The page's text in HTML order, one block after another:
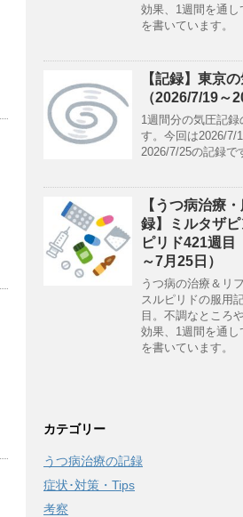
効果、1週間を通
を書いています。
【記録】東京
（2026/7/19～
1週間分の気圧記
す。今回は2026/7/
2026/7/25の記録で
【うつ病治療
録】ミルタザ
ピリド421週目
～7月25日）
うつ病の治療＆リ
スルピリドの服用
目。不調なところ
効果、1週間を通
を書いています。
カテゴリー
うつ病治療の記録
症状･対策・Tips
考察